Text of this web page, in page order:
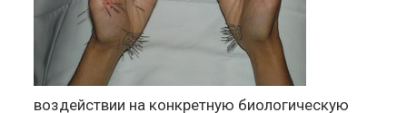
воздействии на конкретную биологическую